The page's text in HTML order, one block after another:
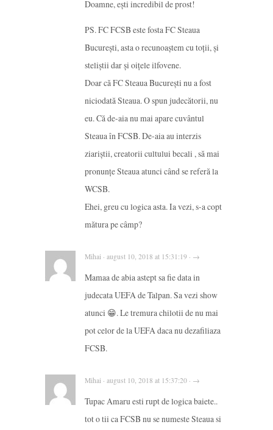
Doamne, ești incredibil de prost!
PS. FC FCSB este fosta FC Steaua
București, asta o recunoaștem cu toții, și
steliștii dar și oițele ilfovene.
Doar că FC Steaua București nu a fost
niciodată Steaua. O spun judecătorii, nu
eu. Că de-aia nu mai apare cuvântul
Steaua în FCSB. De-aia au interzis
ziariștii, creatorii cultului becali , să mai
pronunțe Steaua atunci când se referă la
WCSB.
Ehei, greu cu logica asta. Ia vezi, s-a copt
mătura pe câmp?
Mihai · august 10, 2018 at 15:31:19 · →
Mamaa de abia astept sa fie data in
judecata UEFA de Talpan. Sa vezi show
atunci 😁. Le tremura chilotii de nu mai
pot celor de la UEFA daca nu dezafiliaza
FCSB.
Mihai · august 10, 2018 at 15:37:20 · →
Tupac Amaru esti rupt de logica baiete..
tot o tii ca FCSB nu se numeste Steaua si